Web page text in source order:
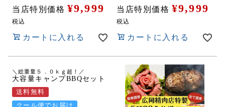
当店特別価格 ¥9,999
税込
カートに入れる
当店特別価格 ¥9,999
税込
カートに入れる
＼総重量５．０ｋｇ超！／
大容量キャンプBBQセット
送料無料
クール便でお届け